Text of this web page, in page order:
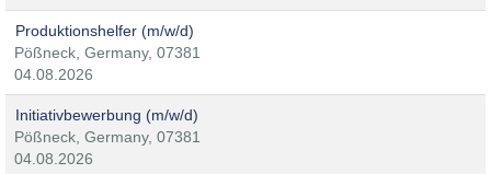
Produktionshelfer (m/w/d)
Pößneck, Germany, 07381
04.08.2026
Initiativbewerbung (m/w/d)
Pößneck, Germany, 07381
04.08.2026